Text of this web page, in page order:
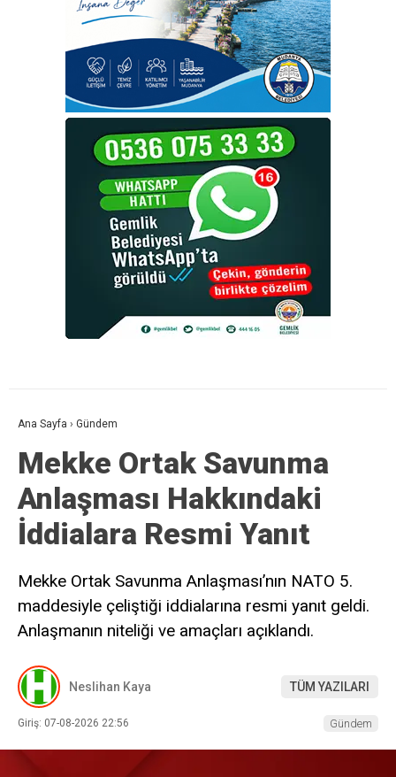
Ana Sayfa › Gündem
Mekke Ortak Savunma
Anlaşması Hakkındaki
İddialara Resmi Yanıt
Mekke Ortak Savunma Anlaşması’nın NATO 5.
maddesiyle çeliştiği iddialarına resmi yanıt geldi.
Anlaşmanın niteliği ve amaçları açıklandı.
Neslihan Kaya TÜM YAZILARI
Giriş: 07-08-2026 22:56 Gündem